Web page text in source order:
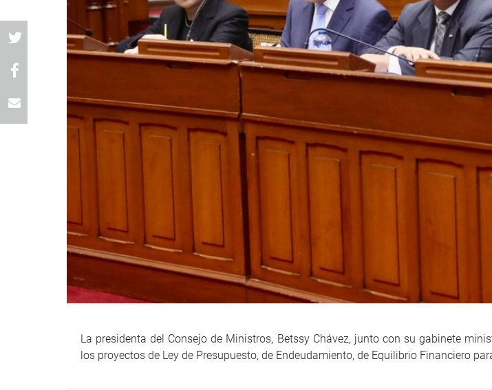
La presidenta del Consejo de Ministros, Betssy Chávez, junto con su gabinete
los proyectos de Ley de Presupuesto, de Endeudamiento, de Equilibrio Financiero